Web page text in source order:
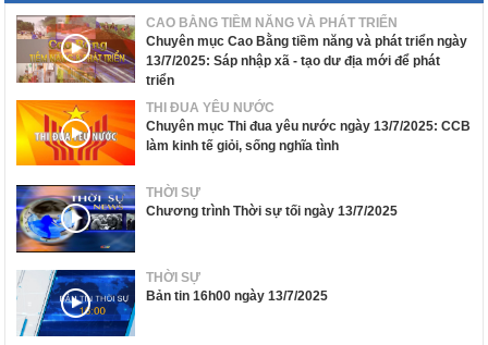
CAO BẰNG TIỀM NĂNG VÀ PHÁT TRIỂN
Chuyên mục Cao Bằng tiềm năng và phát triển ngày
13/7/2025: Sáp nhập xã - tạo dư địa mới để phát
triển
THI ĐUA YÊU NƯỚC
Chuyên mục Thi đua yêu nước ngày 13/7/2025: CCB
làm kinh tế giỏi, sống nghĩa tình
THỜI SỰ
Chương trình Thời sự tối ngày 13/7/2025
THỜI SỰ
Bản tin 16h00 ngày 13/7/2025